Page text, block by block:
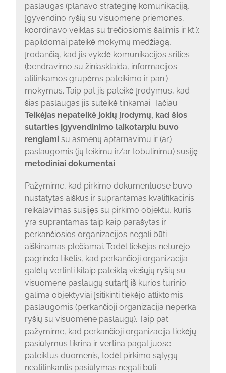
paslaugas (planavo strateginę komunikaciją,
įgyvendino ryšių su visuomene priemones,
koordinavo veiklas su trečiosiomis šalimis ir kt.);
papildomai pateikė mokymų medžiagą,
įrodančią, kad jis vykdė komunikacijos srities
(bendravimo su žiniasklaida, informacijos
atitinkamos grupėms pateikimo ir pan.)
mokymus. Taip pat jis pateikė įrodymus, kad
šias paslaugas jis suteikė tinkamai. Tačiau
Teikėjas nepateikė jokių įrodymų, kad šios
sutarties įgyvendinimo laikotarpiu buvo
rengiami su asmenų aptarnavimu ir (ar)
paslaugomis (jų teikimu ir/ar tobulinimu) susiję
metodiniai dokumentai.
Pažymime, kad pirkimo dokumentuose buvo
nustatytas aiškus ir suprantamas kvalifikacinis
reikalavimas susijęs su pirkimo objektu, kuris
yra suprantamas taip kaip parašytas ir
perkančiosios organizacijos negali būti
aiškinamas plečiamai. Todėl tiekėjas neturėjo
pagrindo tikėtis, kad perkančioji organizacija
galėtų vertinti kitaip pateiktą viešųjų ryšių su
visuomene paslaugų sutartį iš kurios turinio
galima objektyviai įsitikinti tiekėjo atliktomis
paslaugomis (perkančioji organizacija neperka
ryšių su visuomene paslaugų). Taip pat
pažymime, kad perkančioji organizacija tiekėjų
pasiūlymus tikrina ir vertina pagal juose
pateiktus duomenis, todėl pirkimo sąlygų
neatitinkantis pasiūlymas negali būti